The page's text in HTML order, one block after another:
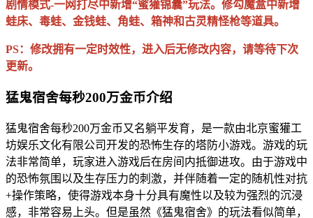
剧情模式-一网打尽中新增“蜜獾锦囊”玩法。修勾魔盒中新增
蛙床、毒蛙、金钱蛙、角蛙、箱神和古灵精怪枪等道具。
PS：修改拥有一定时效性，进入后无修改内容，请等待下次
更新。
猛鬼宿舍每秒200万金币介绍
猛鬼宿舍每秒200万金币又名躺平发育，是一款由北京蜜獾工
坊娱乐文化有限公司开发的恐怖生存的塔防小游戏。游戏的玩
法非常简单，玩家进入游戏后在房间内抵御进攻。由于游戏中
的恐怖氛围以及生存压力的刺激，并伴随着一定的随机性对抗
+操作策略，使得游戏本身十分具有魔性以及较为强烈的沉浸
感，非常容易上头。但是虽然《猛鬼宿舍》的玩法看似简单，